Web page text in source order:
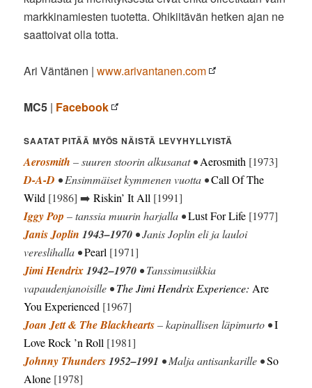
markkinamiesten tuotetta. Ohikiitävän hetken ajan ne
saattoivat olla totta.
Ari Väntänen |www.arivantanen.com
MC5 | Facebook
SAATAT PITÄÄ MYÖS NÄISTÄ LEVYHYLLYISTÄ
Aerosmith – suuren stoorin alkusanat •Aerosmith [1973]
D-A-D • Ensimmäiset kymmenen vuotta •Call Of The
Wild [1986] ➡️Riskin’ It All [1991]
Iggy Pop – tanssia muurin harjalla •Lust For Life [1977]
Janis Joplin 1943–1970 • Janis Joplin eli ja lauloi
vereslihalla •Pearl [1971]
Jimi Hendrix1942–1970 • Tanssimusiikkia
vapaudenjanoisille •The Jimi Hendrix Experience: Are
You Experienced [1967]
Joan Jett & The Blackhearts– kapinallisen läpimurto •I
Love Rock ’n Roll [1981]
Johnny Thunders1952–1991 • Malja antisankarille •So
Alone [1978]